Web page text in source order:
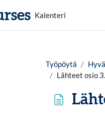
Kalenteri
Työpöytä
Lähteet osio 3.